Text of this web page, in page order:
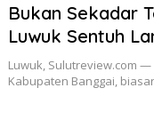
Bukan Sekadar
Luwuk Sentuh
Depan
​Luwuk, Sulutreview.com —
Kabupaten Banggai,